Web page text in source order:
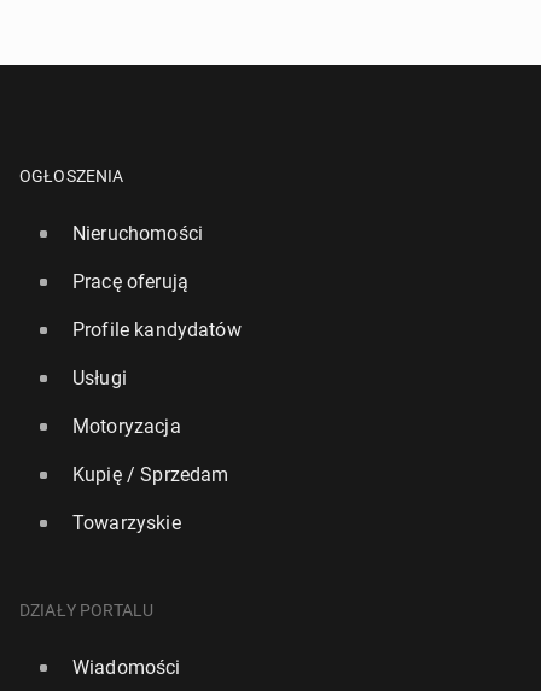
OGŁOSZENIA
Nieruchomości
Pracę oferują
Profile kandydatów
Usługi
Motoryzacja
Kupię / Sprzedam
Towarzyskie
DZIAŁY PORTALU
Wiadomości